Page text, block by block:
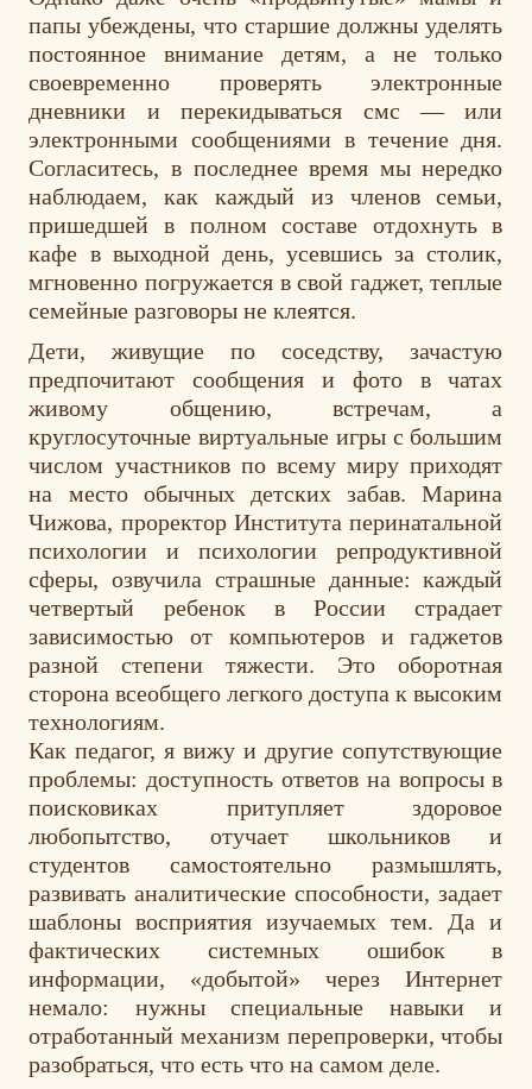
папы убеждены, что старшие должны уделять
постоянное внимание детям, а не только
своевременно проверять электронные
дневники и перекидываться смс — или
электронными сообщениями в течение дня.
Согласитесь, в последнее время мы нередко
наблюдаем, как каждый из членов семьи,
пришедшей в полном составе отдохнуть в
кафе в выходной день, усевшись за столик,
мгновенно погружается в свой гаджет, теплые
семейные разговоры не клеятся.
Дети, живущие по соседству, зачастую
предпочитают сообщения и фото в чатах
живому общению, встречам, а
круглосуточные виртуальные игры с большим
числом участников по всему миру приходят
на место обычных детских забав. Марина
Чижова, проректор Института перинатальной
психологии и психологии репродуктивной
сферы, озвучила страшные данные: каждый
четвертый ребенок в России страдает
зависимостью от компьютеров и гаджетов
разной степени тяжести. Это оборотная
сторона всеобщего легкого доступа к высоким
технологиям.
Как педагог, я вижу и другие сопутствующие
проблемы: доступность ответов на вопросы в
поисковиках притупляет здоровое
любопытство, отучает школьников и
студентов самостоятельно размышлять,
развивать аналитические способности, задает
шаблоны восприятия изучаемых тем. Да и
фактических системных ошибок в
информации, «добытой» через Интернет
немало: нужны специальные навыки и
отработанный механизм перепроверки, чтобы
разобраться, что есть что на самом деле.